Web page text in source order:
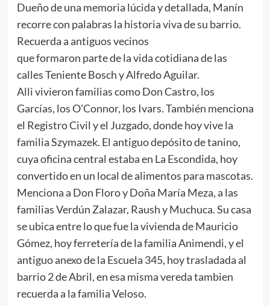
Dueño de una memoria lúcida y detallada, Manín
recorre con palabras la historia viva de su barrio.
Recuerda a antiguos vecinos
que formaron parte de la vida cotidiana de las
calles Teniente Bosch y Alfredo Aguilar.
Alli vivieron familias como Don Castro, los
Garcías, los O’Connor, los Ivars. También menciona
el Registro Civil y el Juzgado, donde hoy vive la
familia Szymazek. El antiguo depósito de tanino,
cuya oficina central estaba en La Escondida, hoy
convertido en un local de alimentos para mascotas.
Menciona a Don Floro y Doña María Meza, a las
familias Verdún Zalazar, Raush y Muchuca. Su casa
se ubica entre lo que fue la vivienda de Mauricio
Gómez, hoy ferretería de la familia Animendi, y el
antiguo anexo de la Escuela 345, hoy trasladada al
barrio 2 de Abril, en esa misma vereda tambien
recuerda a la familia Veloso.